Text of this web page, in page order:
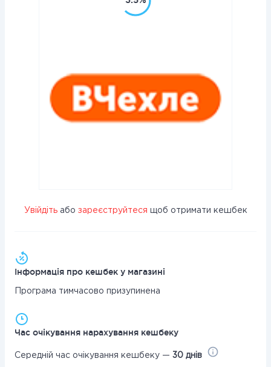
Увійдітьабо зареєструйтеся щоб отримати кешбек
Інформація про кешбек у магазині
Програма тимчасово призупинена
Час очікування нарахування кешбеку
Середній час очікування кешбеку — 30 днів